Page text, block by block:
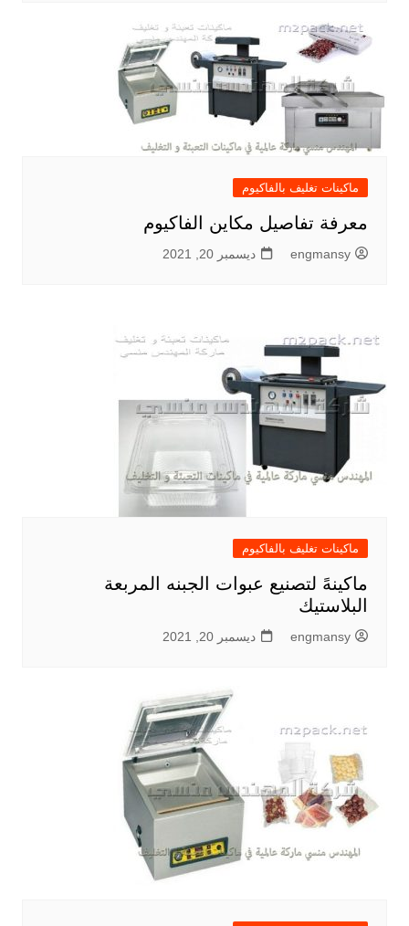
ماكينات تغليف بالفاكيوم
معرفة تفاصيل مكاين الفاكيوم
engmansy ديسمبر 20, 2021
ماكينات تغليف بالفاكيوم
ماكينهً لتصنيع عبوات الجبنه المربعة
البلاستيك
engmansy ديسمبر 20, 2021